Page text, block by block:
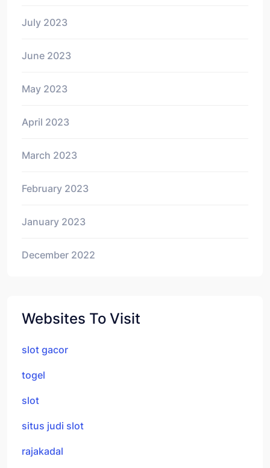
July 2023
June 2023
May 2023
April 2023
March 2023
February 2023
January 2023
December 2022
Websites To Visit
slot gacor
togel
slot
situs judi slot
rajakadal